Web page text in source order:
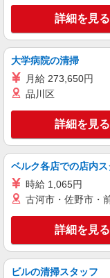
【
販
残
+゜
有
キープ
紹介予定派遣
株式会社シエロ
ン
★交
+゜
有) お友達を紹介頂くと, インセンティブ支給(規定
有)
キープ
詳細を見る
大学病院の清掃
月給 273,650円
品川区
詳細を見る
ベルク各店での店内ス
時給 1,065円
古河市・佐野市・
詳細を見る
ビルの清掃スタッフ